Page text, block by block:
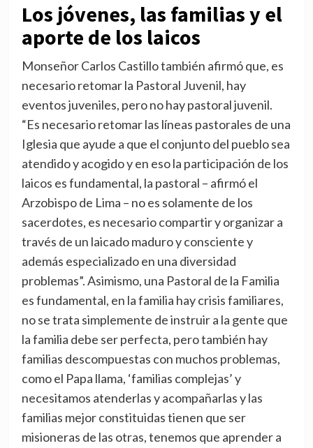
Los jóvenes, las familias y el
aporte de los laicos
Monseñor Carlos Castillo también afirmó que, es
necesario retomar la Pastoral Juvenil, hay
eventos juveniles, pero no hay pastoral juvenil.
“Es necesario retomar las líneas pastorales de una
Iglesia que ayude a que el conjunto del pueblo sea
atendido y acogido y en eso la participación de los
laicos es fundamental, la pastoral – afirmó el
Arzobispo de Lima – no es solamente de los
sacerdotes, es necesario compartir y organizar a
través de un laicado maduro y consciente y
además especializado en una diversidad
problemas”. Asimismo, una Pastoral de la Familia
es fundamental, en la familia hay crisis familiares,
no se trata simplemente de instruir a la gente que
la familia debe ser perfecta, pero también hay
familias descompuestas con muchos problemas,
como el Papa llama, ‘familias complejas’ y
necesitamos atenderlas y acompañarlas y las
familias mejor constituidas tienen que ser
misioneras de las otras, tenemos que aprender a